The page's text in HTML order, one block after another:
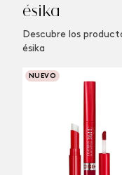
ésika
Descubre los
ésika
NUEVO